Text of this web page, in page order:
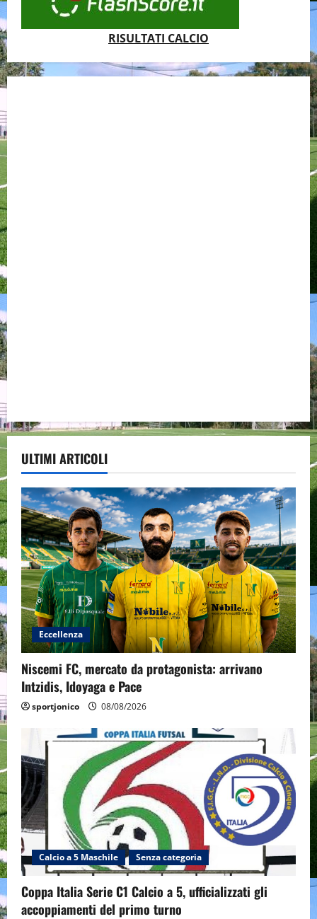
RISULTATI CALCIO
ULTIMI ARTICOLI
Eccellenza
Niscemi FC, mercato da protagonista: arrivano
Intzidis, Idoyaga e Pace
sportjonico 08/08/2026
Calcio a 5 Maschile Senza categoria
Coppa Italia Serie C1 Calcio a 5, ufficializzati gli
accoppiamenti del primo turno